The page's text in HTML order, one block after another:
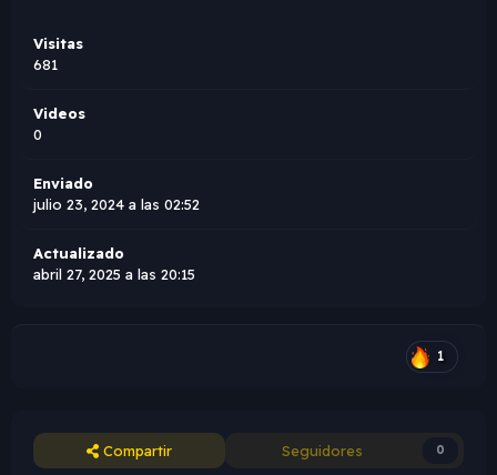
Visitas
681
Videos
0
Enviado
julio 23, 2024 a las 02:52
Actualizado
abril 27, 2025 a las 20:15
1
Compartir Seguidores 0